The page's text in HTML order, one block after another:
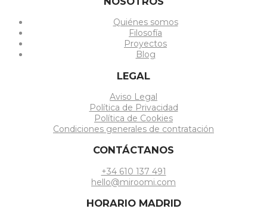
Quiénes somos
Filosofía
Proyectos
Blog
LEGAL
Aviso Legal
Política de Privacidad
Política de Cookies
Condiciones generales de contratación
CONTÁCTANOS
+34 610 137 491
hello@miroomi.com
HORARIO MADRID